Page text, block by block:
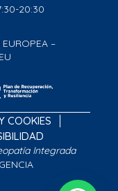
20:30
–
COOKIES
Integrada